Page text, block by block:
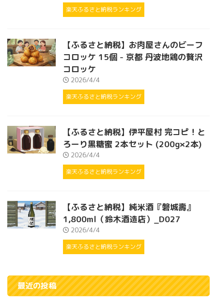
楽天ふるさと納税ランキング
【ふるさと納税】お肉屋さんのビーフ
コロッケ 15個 - 京都 丹波地鶏の贅沢
コロッケ
2026/4/4
楽天ふるさと納税ランキング
【ふるさと納税】伊平屋村 完コピ！と
ろーり黒糖蜜 2本セット (200g×2本)
2026/4/4
楽天ふるさと納税ランキング
【ふるさと納税】純米酒『磐城壽』
1,800ml（鈴木酒造店）_D027
2026/4/4
楽天ふるさと納税ランキング
最近の投稿